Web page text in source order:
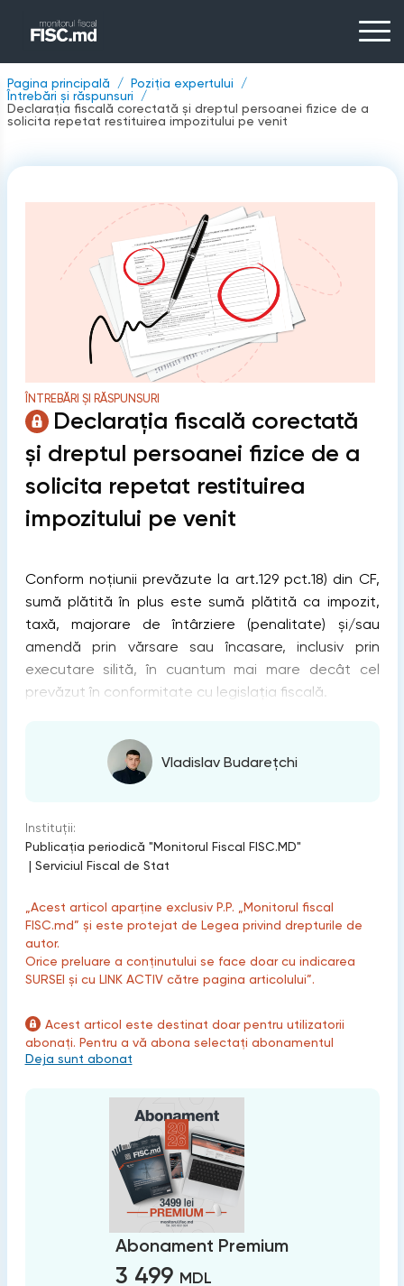
Pagina principală
Poziția expertului
Întrebări și răspunsuri
Declarația fiscală corectată și dreptul persoanei fizice de a
solicita repetat restituirea impozitului pe venit
ÎNTREBĂRI ȘI RĂSPUNSURI
Declarația fiscală corectată
și dreptul persoanei fizice de a
solicita repetat restituirea
impozitului pe venit
Conform noțiunii prevăzute la art.129 pct.18) din CF,
sumă plătită în plus este sumă plătită ca impozit,
taxă, majorare de întârziere (penalitate) și/sau
amendă prin vărsare sau încasare, inclusiv prin
executare silită, în cuantum mai mare decât cel
prevăzut în conformitate cu legislația fiscală.
Vladislav Budarețchi
Instituții:
Publicaţia periodică "Monitorul Fiscal FISC.MD"
| Serviciul Fiscal de Stat
„Acest articol aparține exclusiv P.P. „Monitorul fiscal
FISC.md” și este protejat de Legea privind drepturile de
autor.
Orice preluare a conținutului se face doar cu indicarea
SURSEI și cu LINK ACTIV către pagina articolului”.
Acest articol este destinat doar pentru utilizatorii
abonați. Pentru a vă abona selectați abonamentul
Deja sunt abonat
Abonament Premium
3 499 MDL